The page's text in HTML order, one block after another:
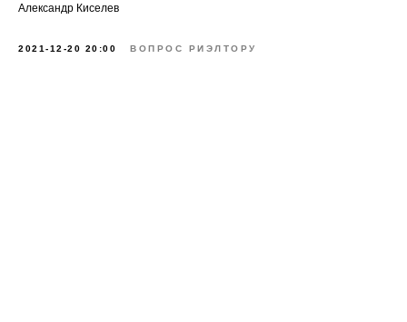
Александр Киселев
2021-12-20 20:00 ВОПРОС РИЭЛТОРУ